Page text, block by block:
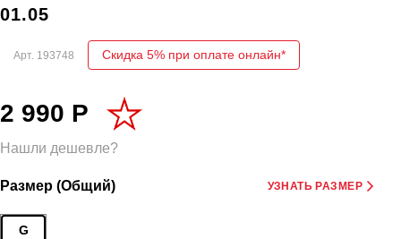
01.05
Арт. 193748 Скидка 5% при оплате онлайн*
2 990 Р
Нашли дешевле?
Размер (Общий) УЗНАТЬ РАЗМЕР
G